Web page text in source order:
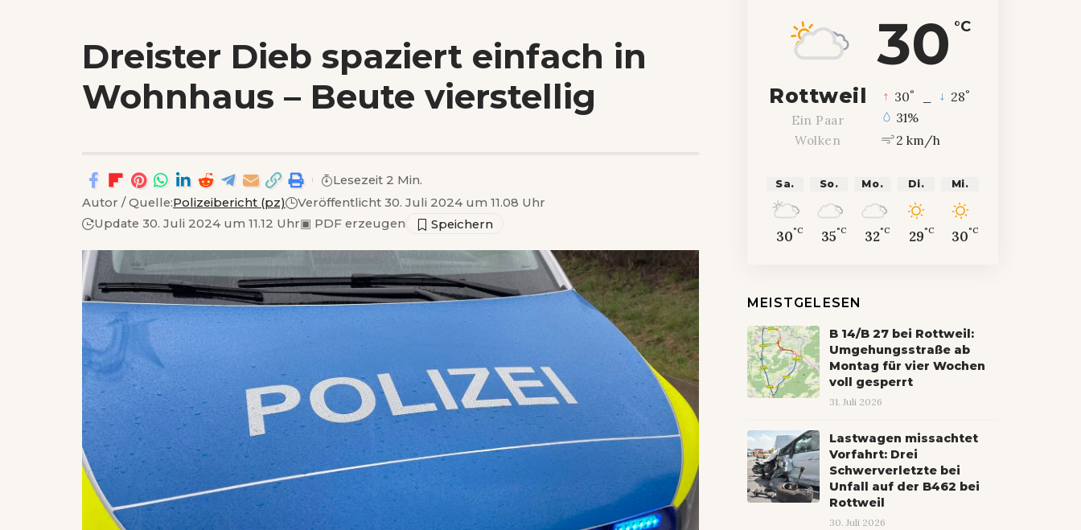
Dreister Dieb spaziert einfach in
Wohnhaus – Beute vierstellig
Autor / Quelle:Polizeibericht (pz)
Veröffentlicht 30. Juli 2024 um 11.08 Uhr
Update 30. Juli 2024 um 11.12 Uhr▣ PDF erzeugen
Lesezeit 2 Min.
30 °C
Rottweil
Ein Paar
Wolken
30° 28°
31%
2 km/h
Sa.
30°C
So.
35°C
Mo.
32°C
Di.
29°C
Mi.
30°C
MEISTGELESEN
B 14/B 27 bei Rottweil:
Umgehungsstraße ab
Montag für vier Wochen
voll gesperrt
31. Juli 2026
Lastwagen missachtet
Vorfahrt: Drei
Schwerverletzte bei
Unfall auf der B462 bei
Rottweil
30. Juli 2026